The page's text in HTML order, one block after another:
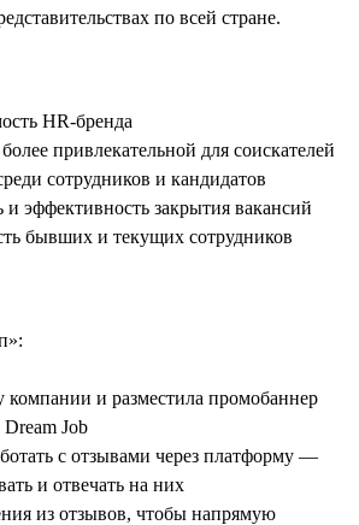
по всей стране.
HR-бренда
привлекательной для соискателей
сотрудников и кандидатов
и эффективность закрытия вакансий
бывших и текущих сотрудников
компании и разместила промобаннер
Job
с отзывами через платформу —
и отвечать на них
из отзывов, чтобы напрямую